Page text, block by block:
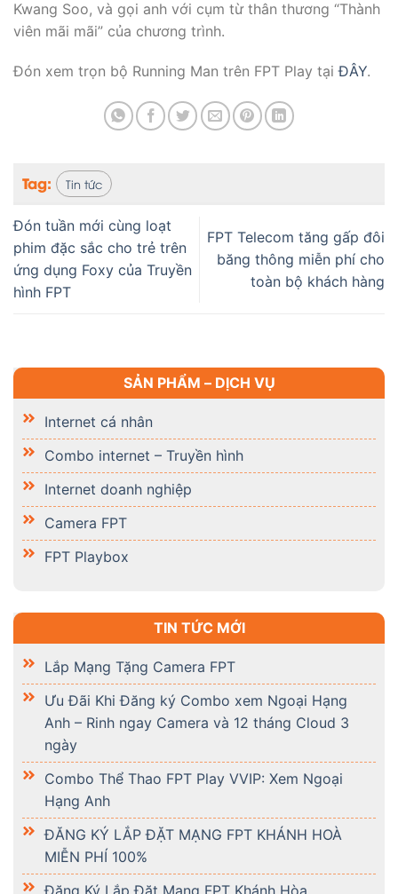
SẢN PHẨM – DỊCH VỤ
Internet cá nhân
Combo internet – Truyền hình
Internet doanh nghiệp
Camera FPT
FPT Playbox
TIN TỨC MỚI
Lắp Mạng Tặng Camera FPT
Ưu Đãi Khi Đăng ký Combo xem Ngoại Hạng
Anh – Rinh ngay Camera và 12 tháng Cloud 3
ngày
Combo Thể Thao FPT Play VVIP: Xem Ngoại
Hạng Anh
ĐĂNG KÝ LẮP ĐẶT MẠNG FPT KHÁNH HOÀ
MIỄN PHÍ 100%
Kwang Soo, và gọi anh với cụm từ thân thương “Thành
viên mãi mãi” của chương trình.
Đón xem trọn bộ Running Man trên FPT Play tạiĐÂY.
Tag: Tin tức
Đón tuần mới cùng loạt
phim đặc sắc cho trẻ trên
ứng dụng Foxy của Truyền
hình FPT
FPT Telecom tăng gấp đôi
băng thông miễn phí cho
toàn bộ khách hàng